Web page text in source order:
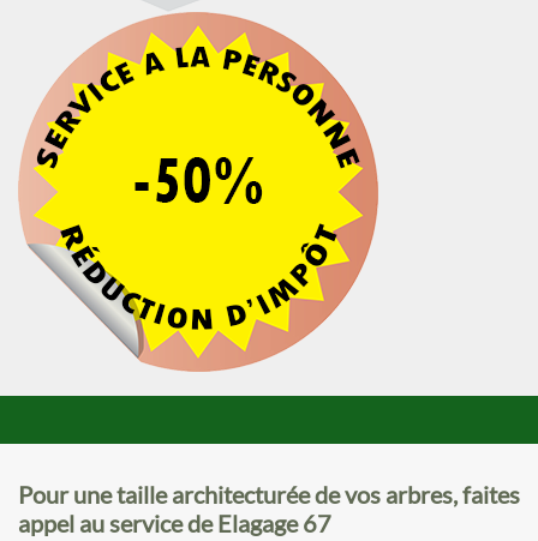
Pour une taille architecturée de vos arbres, faites
appel au service de Elagage 67